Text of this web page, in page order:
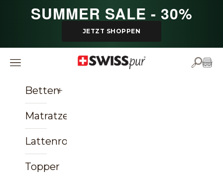
SUMMER SALE - 30%
JETZT SHOPPEN
SWISSpur
Navigationsmenü öffnen Suche
Betten
Matratzen
Lattenroste
Topper